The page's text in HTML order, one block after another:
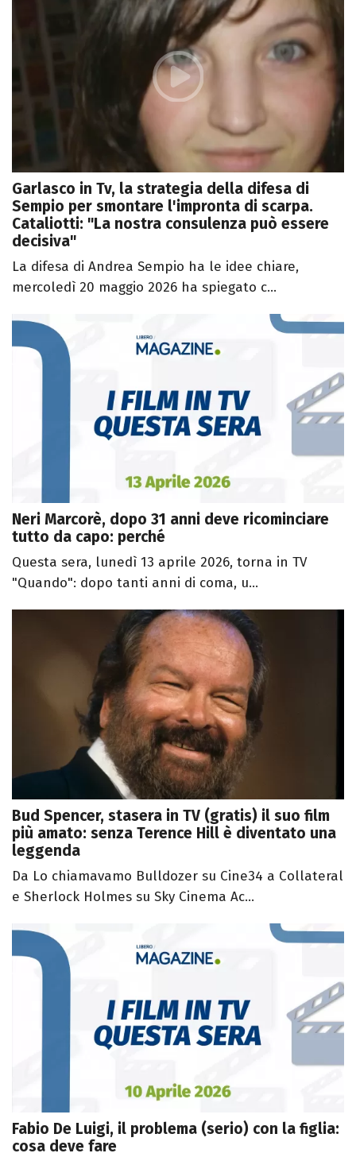
Garlasco in Tv, la strategia della difesa di
Sempio per smontare l'impronta di scarpa.
Cataliotti: "La nostra consulenza può essere
decisiva"
La difesa di Andrea Sempio ha le idee chiare,
mercoledì 20 maggio 2026 ha spiegato c...
Neri Marcorè, dopo 31 anni deve ricominciare
tutto da capo: perché
Questa sera, lunedì 13 aprile 2026, torna in TV
"Quando": dopo tanti anni di coma, u...
Bud Spencer, stasera in TV (gratis) il suo film
più amato: senza Terence Hill è diventato una
leggenda
Da Lo chiamavamo Bulldozer su Cine34 a Collateral
e Sherlock Holmes su Sky Cinema Ac...
Fabio De Luigi, il problema (serio) con la figlia:
cosa deve fare